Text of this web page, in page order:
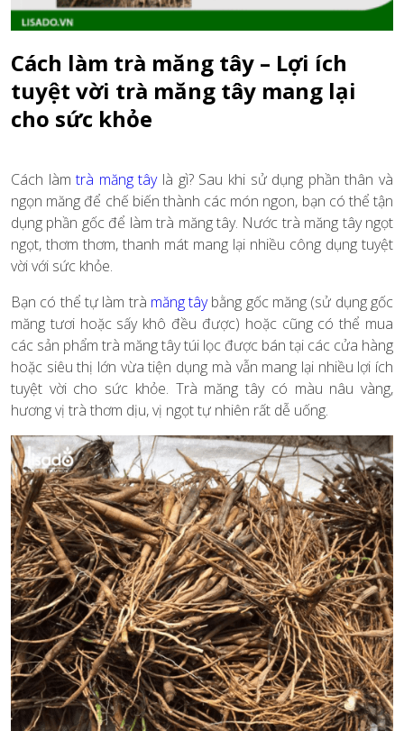
Cách làm trà măng tây – Lợi ích
tuyệt vời trà măng tây mang lại
cho sức khỏe
Cách làmtrà măng tâylà gì? Sau khi sử dụng phần thân và
ngọn măng để chế biến thành các món ngon, bạn có thể tận
dụng phần gốc để làm trà măng tây. Nước trà măng tây ngọt
ngọt, thơm thơm, thanh mát mang lại nhiều công dụng tuyệt
vời với sức khỏe.
Bạn có thể tự làm trà măng tâybằng gốc măng (sử dụng gốc
măng tươi hoặc sấy khô đều được) hoặc cũng có thể mua
các sản phẩm trà măng tây túi lọc được bán tại các cửa hàng
hoặc siêu thị lớn vừa tiện dụng mà vẫn mang lại nhiều lợi ích
tuyệt vời cho sức khỏe. Trà măng tây có màu nâu vàng,
hương vị trà thơm dịu, vị ngọt tự nhiên rất dễ uống.